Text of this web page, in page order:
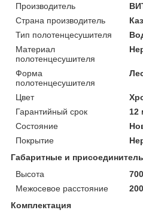
Производитель
Страна производитель
Тип полотенцесушителя
Материал
полотенцесушителя
Форма
полотенцесушителя
Цвет
Гарантийный срок
12
Состояние
Покрытие
Габаритные и
Высота
Межосевое расстояние
Комплектация